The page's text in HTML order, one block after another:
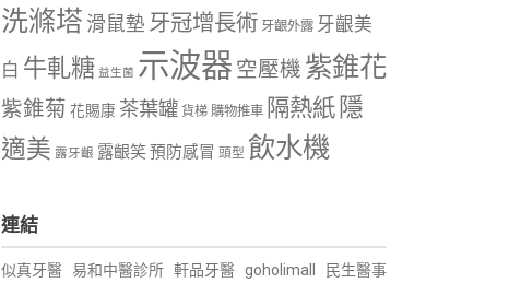
洗滌塔 滑鼠墊 牙冠增長術 牙齦外露 牙齦美
白 牛軋糖 益生菌 示波器 空壓機 紫錐花
紫錐菊 花賜康 茶葉罐 貨梯 購物推車 隔熱紙 隱
適美 露牙齦 露齦笑預防感冒 頭型 飲水機
連結
似真牙醫 易和中醫診所 軒品牙醫 goholimall
民生醫事